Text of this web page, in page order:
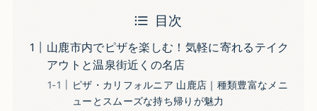
目次
山鹿市内でピザを楽しむ！気軽に寄れるテイク
アウトと温泉街近くの名店
ピザ・カリフォルニア 山鹿店｜種類豊富なメニ
ューとスムーズな持ち帰りが魅力